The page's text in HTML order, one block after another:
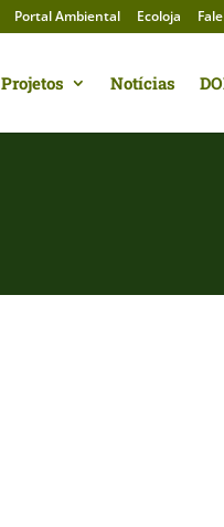
Portal Ambiental Ecoloja
Projetos Notícias